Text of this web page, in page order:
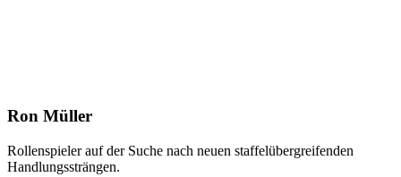
Ron Müller
Rollenspieler auf der Suche nach neuen staffelübergreifenden
Handlungssträngen.